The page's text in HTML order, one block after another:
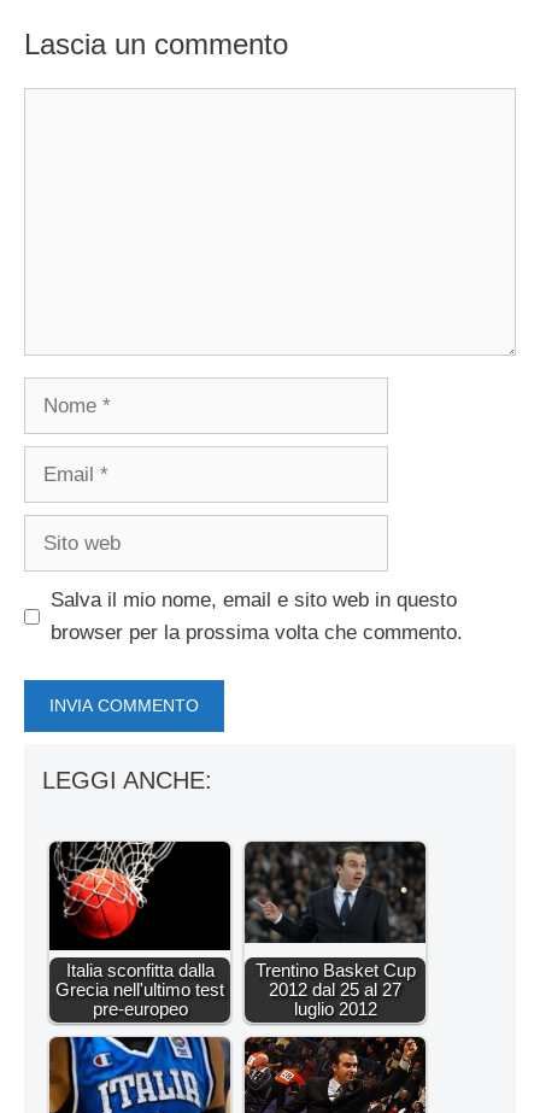
Lascia un commento
Nome
Email
Sito
Salva il mio nome, email e sito web in questo
browser per la prossima volta che commento.
LEGGI ANCHE:
Italia sconfitta dalla
Grecia nell'ultimo test
pre-europeo
Trentino Basket Cup
2012 dal 25 al 27
luglio 2012